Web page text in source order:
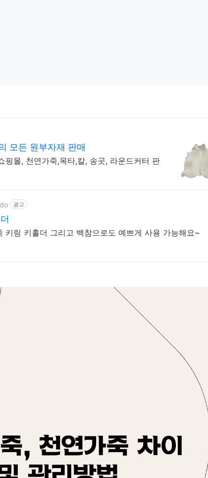
모든 원부자재 판매
핑몰, 천연가죽,목타,칼, 송곳, 라운드커터 판
광고
키링 키홀더 그리고 백참으로도 예쁘게 사용 가능해요~